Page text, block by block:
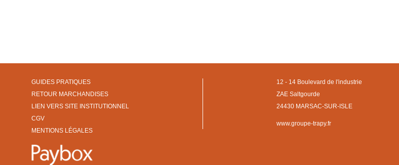
GUIDES PRATIQUES
RETOUR MARCHANDISES
LIEN VERS SITE INSTITUTIONNEL
CGV
MENTIONS LÉGALES
12 - 14 Boulevard de l'industrie
ZAE Saltgourde
24430 MARSAC-SUR-ISLE
www.groupe-trapy.fr